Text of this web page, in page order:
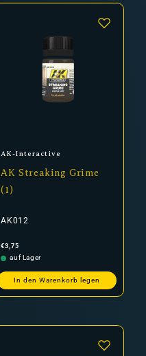
Anbieter:
AK-Interactive
AK Streaking Grime
(1)
AK012
Normaler
Preis
€3,75
auf Lager
In den Warenkorb legen